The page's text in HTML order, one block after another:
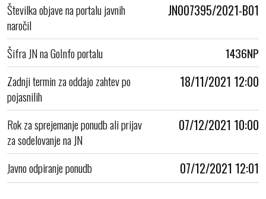
Številka objave na portalu javnih
naročil
JN007395/2021-B01
Šifra JN na GoInfo portalu
1436NP
Zadnji termin za oddajo zahtev po
pojasnilih
18/11/2021 12:00
Rok za sprejemanje ponudb ali prijav
za sodelovanje na JN
07/12/2021 10:00
Javno odpiranje ponudb 07/12/2021 12:01